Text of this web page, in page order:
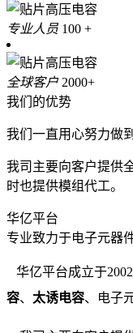
专业人员 100 +
全球客户2000+
我们的优势
我们一直用心努力做
我司主要向客户提供
时也提供模组代工。
华亿平台
专业致力于电子元器
华亿平台成立于
容、 太诱电容、电子